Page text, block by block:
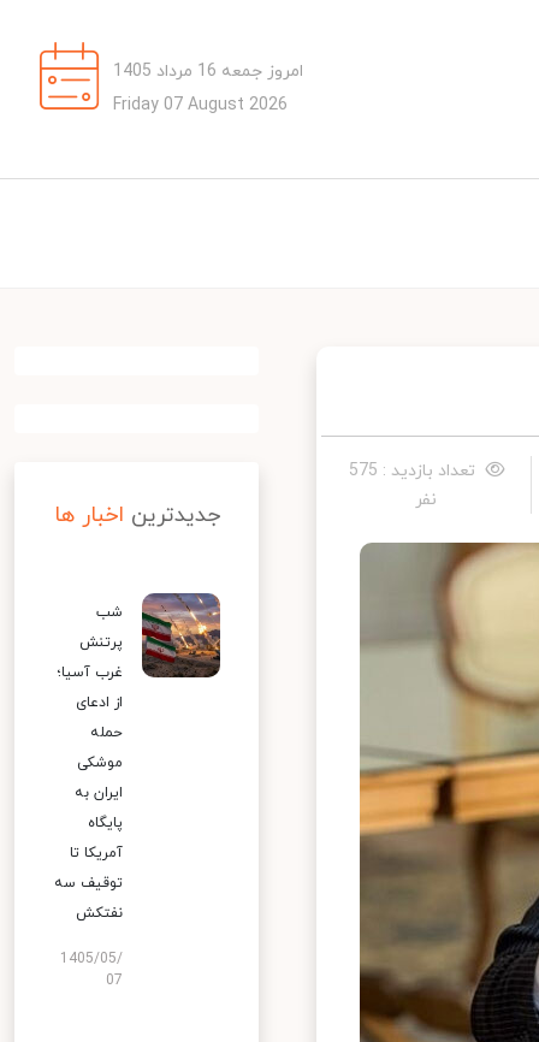
امروز جمعه 16 مرداد 1405
Friday 07 August 2026
تعداد بازدید : 575
نفر
جدیدترین اخبار ها
شب
پرتنش
غرب آسیا؛
از ادعای
حمله
موشکی
ایران به
پایگاه
آمریکا تا
توقیف سه
نفتکش
1405/05/
07